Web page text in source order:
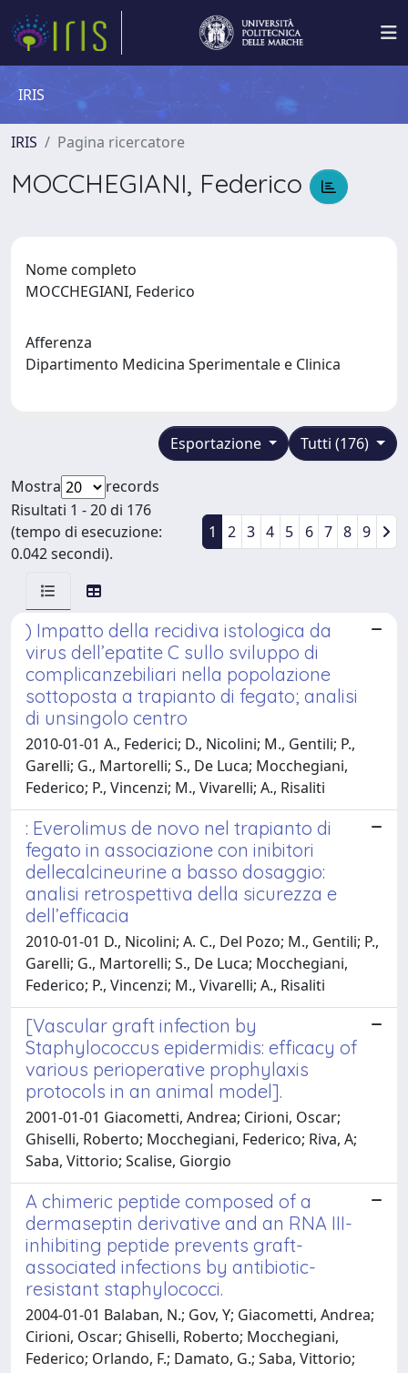
IRIS
IRIS Pagina ricercatore
MOCCHEGIANI, Federico
Nome completo
MOCCHEGIANI, Federico
Afferenza
Dipartimento Medicina Sperimentale e Clinica
Tutti (176)
Esportazione
Mostra
records
Risultati 1 - 20 di 176
(tempo di esecuzione:
0.042 secondi).
1 2 3 4 5 6 7 8 9
) Impatto della recidiva istologica da
virus dell’epatite C sullo sviluppo di
complicanzebiliari nella popolazione
sottoposta a trapianto di fegato; analisi
di unsingolo centro
2010-01-01 A., Federici; D., Nicolini; M., Gentili; P.,
Garelli; G., Martorelli; S., De Luca; Mocchegiani,
Federico; P., Vincenzi; M., Vivarelli; A., Risaliti
: Everolimus de novo nel trapianto di
fegato in associazione con inibitori
dellecalcineurine a basso dosaggio:
analisi retrospettiva della sicurezza e
dell’efficacia
2010-01-01 D., Nicolini; A. C., Del Pozo; M., Gentili; P.,
Garelli; G., Martorelli; S., De Luca; Mocchegiani,
Federico; P., Vincenzi; M., Vivarelli; A., Risaliti
[Vascular graft infection by
Staphylococcus epidermidis: efficacy of
various perioperative prophylaxis
protocols in an animal model].
2001-01-01 Giacometti, Andrea; Cirioni, Oscar;
Ghiselli, Roberto; Mocchegiani, Federico; Riva, A;
Saba, Vittorio; Scalise, Giorgio
A chimeric peptide composed of a
dermaseptin derivative and an RNA III-
inhibiting peptide prevents graft-
associated infections by antibiotic-
resistant staphylococci.
2004-01-01 Balaban, N.; Gov, Y; Giacometti, Andrea;
Cirioni, Oscar; Ghiselli, Roberto; Mocchegiani,
Federico; Orlando, F.; Damato, G.; Saba, Vittorio;